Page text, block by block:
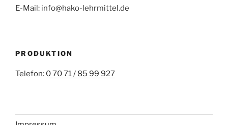
E-Mail: info@hako-lehrmittel.de
PRODUKTION
Telefon: 0 70 71 / 85 99 927